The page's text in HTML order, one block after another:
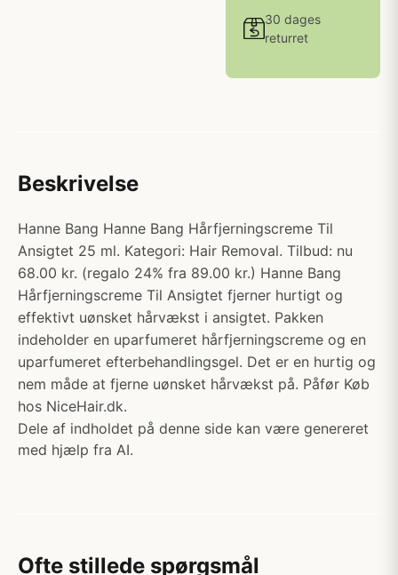
30 dages
returret
Beskrivelse
Hanne Bang Hanne Bang Hårfjerningscreme Til
Ansigtet 25 ml. Kategori: Hair Removal. Tilbud: nu
68.00 kr. (regalo 24% fra 89.00 kr.) Hanne Bang
Hårfjerningscreme Til Ansigtet fjerner hurtigt og
effektivt uønsket hårvækst i ansigtet. Pakken
indeholder en uparfumeret hårfjerningscreme og en
uparfumeret efterbehandlingsgel. Det er en hurtig og
nem måde at fjerne uønsket hårvækst på. Påfør Køb
hos NiceHair.dk.
Dele af indholdet på denne side kan være genereret
med hjælp fra AI.
Ofte stillede spørgsmål